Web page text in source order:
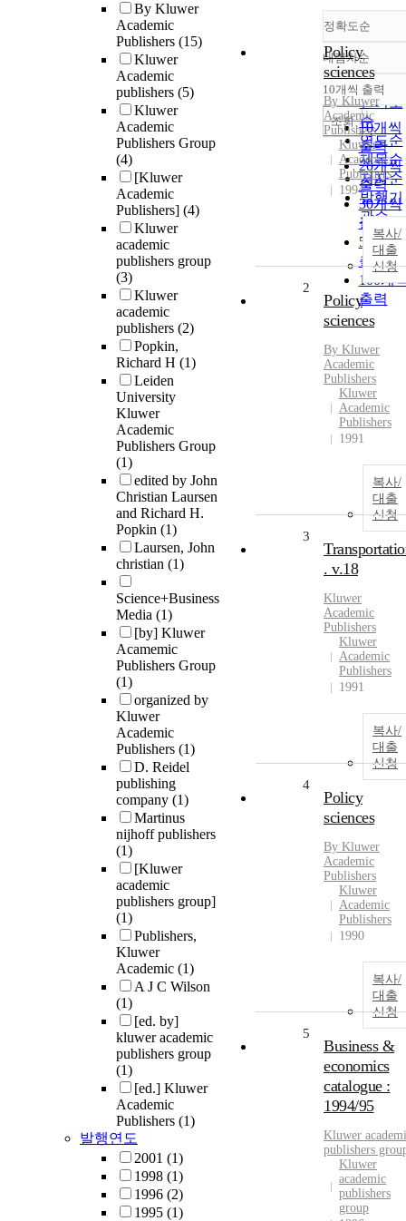
By Kluwer
Academic
Publishers (15)
Kluwer
Academic
publishers (5)
Kluwer
Academic
Publishers Group
(4)
[Kluwer
Academic
Publishers] (4)
Kluwer
academic
publishers group
(3)
Kluwer
academic
publishers (2)
Popkin,
Richard H (1)
Leiden
University
Kluwer
Academic
Publishers Group
(1)
edited by John
Christian Laursen
and Richard H.
Popkin (1)
Laursen, John
christian (1)
Science+Business
Media (1)
[by] Kluwer
Acamemic
Publishers Group
(1)
organized by
Kluwer
Academic
Publishers (1)
D. Reidel
publishing
company (1)
Martinus
nijhoff publishers
(1)
[Kluwer
academic
publishers group]
(1)
Publishers,
Kluwer
Academic (1)
A J C Wilson
(1)
[ed. by]
kluwer academic
publishers group
(1)
[ed.] Kluwer
Academic
Publishers (1)
발행연도
2001 (1)
1998 (1)
1996 (2)
1995 (1)
정확도순
정확도
순
인기도
순
연도순
제목순
저자순
발행기
관순
내림차순
내림차
10개씩 출력
10개씩
출력
20개씩
출력
30개씩
출력
50개씩
출력
100개
출력
조회
Policy
sciences
By Kluwer
Academic
Publishers
Kluwer
Academic
Publishers
1994
복사/
대출
신청
2
Policy
sciences
By Kluwer
Academic
Publishers
Kluwer
Academic
Publishers
1991
복사/
대출
신청
3
. v.18
Kluwer
Academic
Publishers
Kluwer
Academic
Publishers
1991
복사/
대출
신청
4
Policy
sciences
By Kluwer
Academic
Publishers
Kluwer
Academic
Publishers
1990
복사/
대출
신청
5
Business &
economics
catalogue :
1994/95
Kluwer
publishers
Kluwer
academic
publishers
group